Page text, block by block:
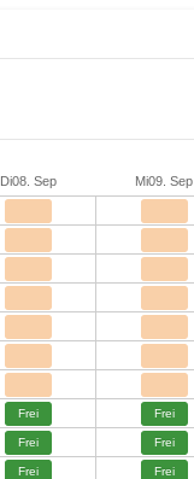
Di08. Sep Mi09. Sep
Frei Frei
Frei Frei
Frei Frei